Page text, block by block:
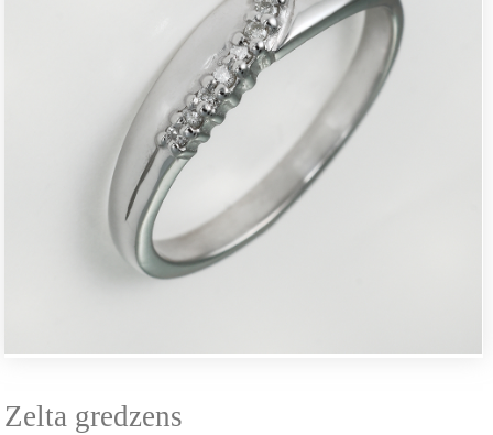
Zelta gredzens